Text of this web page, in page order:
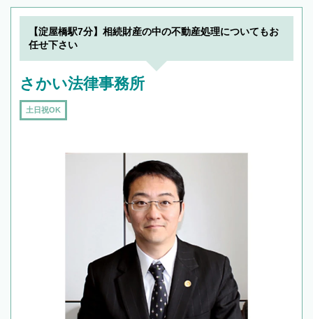
【淀屋橋駅7分】相続財産の中の不動産処理についてもお
任せ下さい
さかい法律事務所
土日祝OK